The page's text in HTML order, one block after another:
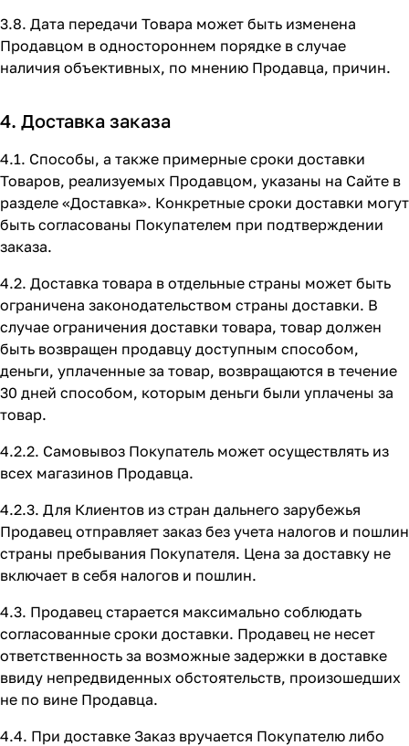
3.8. Дата передачи Товара может быть изменена
Продавцом в одностороннем порядке в случае
наличия объективных, по мнению Продавца, причин.
4. Доставка заказа
4.1. Способы, а также примерные сроки доставки
Товаров, реализуемых Продавцом, указаны на Сайте в
разделе «Доставка». Конкретные сроки доставки могут
быть согласованы Покупателем при подтверждении
заказа.
4.2. Доставка товара в отдельные страны может быть
ограничена законодательством страны доставки. В
случае ограничения доставки товара, товар должен
быть возвращен продавцу доступным способом,
деньги, уплаченные за товар, возвращаются в течение
30 дней способом, которым деньги были уплачены за
товар.
4.2.2. Самовывоз Покупатель может осуществлять из
всех магазинов Продавца.
4.2.3. Для Клиентов из стран дальнего зарубежья
Продавец отправляет заказ без учета налогов и пошлин
страны пребывания Покупателя. Цена за доставку не
включает в себя налогов и пошлин.
4.3. Продавец старается максимально соблюдать
согласованные сроки доставки. Продавец не несет
ответственность за возможные задержки в доставке
ввиду непредвиденных обстоятельств, произошедших
не по вине Продавца.
4.4. При доставке Заказ вручается Покупателю либо